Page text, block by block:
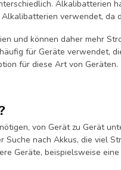
Alkalibatterien
verwendet, da
und können daher mehr
für Geräte verwendet,
für diese Art von Geräten.
von Gerät zu Gerät
nach Akkus, die viel
Geräte, beispielsweise